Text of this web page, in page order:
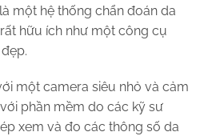
một hệ thống chẩn đoán da
hữu ích như một công cụ
một camera siêu nhỏ và cảm
phần mềm do các kỹ sư
xem và đo các thông số da